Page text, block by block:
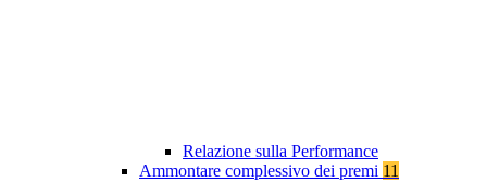
Relazione sulla Performance
Ammontare complessivo dei premi 11